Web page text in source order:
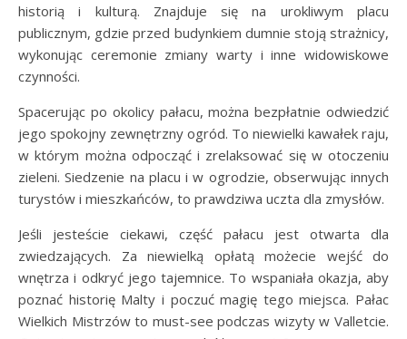
historią i kulturą. Znajduje się na urokliwym placu
publicznym, gdzie przed budynkiem dumnie stoją strażnicy,
wykonując ceremonie zmiany warty i inne widowiskowe
czynności.
Spacerując po okolicy pałacu, można bezpłatnie odwiedzić
jego spokojny zewnętrzny ogród. To niewielki kawałek raju,
w którym można odpocząć i zrelaksować się w otoczeniu
zieleni. Siedzenie na placu i w ogrodzie, obserwując innych
turystów i mieszkańców, to prawdziwa uczta dla zmysłów.
Jeśli jesteście ciekawi, część pałacu jest otwarta dla
zwiedzających. Za niewielką opłatą możecie wejść do
wnętrza i odkryć jego tajemnice. To wspaniała okazja, aby
poznać historię Malty i poczuć magię tego miejsca. Pałac
Wielkich Mistrzów to must-see podczas wizyty w Valletcie.